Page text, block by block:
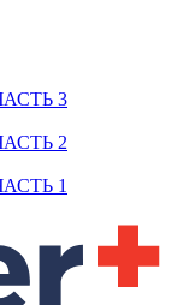
3
2
1